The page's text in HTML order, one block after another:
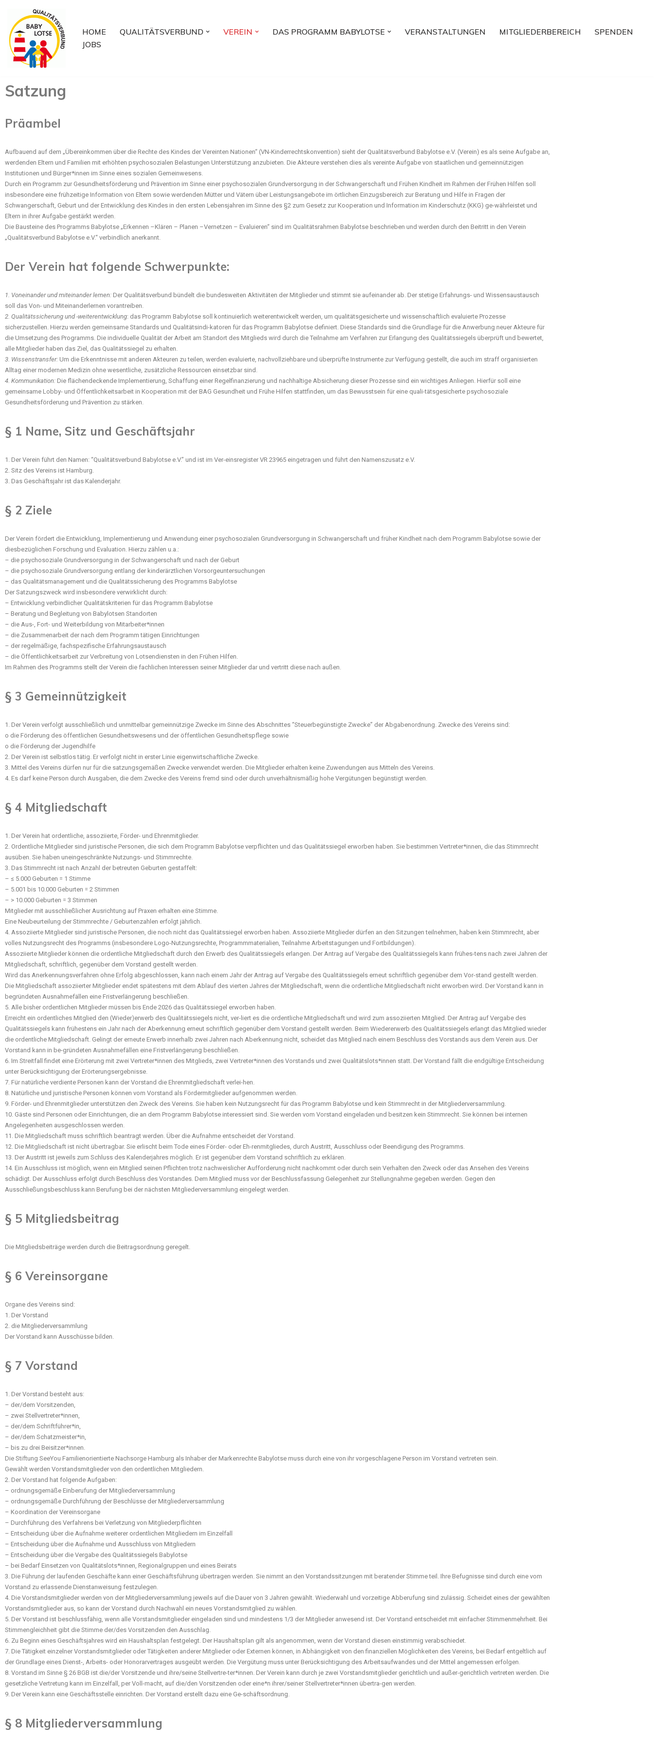
Zum
Inhalt
springen
HOME QUALITÄTSVERBUND VEREIN DAS PROGRAMM BABYLOTSE VERANSTALTUNGEN MITGLIEDERBEREICH
SPENDEN
JOBS
Satzung
Präambel
Aufbauend auf dem „Übereinkommen über die Rechte des Kindes der Vereinten Nationen“ (VN-Kinderrechtskonvention) sieht der Qualitätsverbund Babylotse e.V. (Verein) es als seine Aufgabe an,
werdenden Eltern und Familien mit erhöhten psychosozialen Belastungen Unterstützung anzubieten. Die Akteure verstehen dies als vereinte Aufgabe von staatlichen und gemeinnützigen
Institutionen und Bürger*innen im Sinne eines sozialen Gemeinwesens.
Durch ein Programm zur Gesundheitsförderung und Prävention im Sinne einer psychosozialen Grundversorgung in der Schwangerschaft und Frühen Kindheit im Rahmen der Frühen Hilfen soll
insbesondere eine frühzeitige Information von Eltern sowie werdenden Mütter und Vätern über Leistungsangebote im örtlichen Einzugsbereich zur Beratung und Hilfe in Fragen der
Schwangerschaft, Geburt und der Entwicklung des Kindes in den ersten Lebensjahren im Sinne des §2 zum Gesetz zur Kooperation und Information im Kinderschutz (KKG) ge-währleistet und
Eltern in ihrer Aufgabe gestärkt werden.
Die Bausteine des Programms Babylotse „Erkennen –Klären – Planen –Vernetzen – Evaluieren“ sind im Qualitätsrahmen Babylotse beschrieben und werden durch den Beitritt in den Verein
„Qualitätsverbund Babylotse e.V.“ verbindlich anerkannt.
Der Verein hat folgende Schwerpunkte:
1. Voneinander und miteinander lernen: Der Qualitätsverbund bündelt die bundesweiten Aktivitäten der Mitglieder und stimmt sie aufeinander ab. Der stetige Erfahrungs- und Wissensaustausch
soll das Von- und Miteinanderlernen vorantreiben.
2. Qualitätssicherung und -weiterentwicklung: das Programm Babylotse soll kontinuierlich weiterentwickelt werden, um qualitätsgesicherte und wissenschaftlich evaluierte Prozesse
sicherzustellen. Hierzu werden gemeinsame Standards und Qualitätsindi-katoren für das Programm Babylotse definiert. Diese Standards sind die Grundlage für die Anwerbung neuer Akteure für
die Umsetzung des Programms. Die individuelle Qualität der Arbeit am Standort des Mitglieds wird durch die Teilnahme am Verfahren zur Erlangung des Qualitätssiegels überprüft und bewertet,
alle Mitglieder haben das Ziel, das Qualitätssiegel zu erhalten.
3. Wissenstransfer: Um die Erkenntnisse mit anderen Akteuren zu teilen, werden evaluierte, nachvollziehbare und überprüfte Instrumente zur Verfügung gestellt, die auch im straff organisierten
Alltag einer modernen Medizin ohne wesentliche, zusätzliche Ressourcen einsetzbar sind.
4. Kommunikation: Die flächendeckende Implementierung, Schaffung einer Regelfinanzierung und nachhaltige Absicherung dieser Prozesse sind ein wichtiges Anliegen. Hierfür soll eine
gemeinsame Lobby- und Öffentlichkeitsarbeit in Kooperation mit der BAG Gesundheit und Frühe Hilfen stattfinden, um das Bewusstsein für eine quali-tätsgesicherte psychosoziale
Gesundheitsförderung und Prävention zu stärken.
§ 1 Name, Sitz und Geschäftsjahr
1. Der Verein führt den Namen: “Qualitätsverbund Babylotse e.V.” und ist im Ver-einsregister VR 23965 eingetragen und führt den Namenszusatz e.V.
2. Sitz des Vereins ist Hamburg.
3. Das Geschäftsjahr ist das Kalenderjahr.
§ 2 Ziele
Der Verein fördert die Entwicklung, Implementierung und Anwendung einer psychosozialen Grundversorgung in Schwangerschaft und früher Kindheit nach dem Programm Babylotse sowie der
diesbezüglichen Forschung und Evaluation. Hierzu zählen u.a.:
– die psychosoziale Grundversorgung in der Schwangerschaft und nach der Geburt
– die psychosoziale Grundversorgung entlang der kinderärztlichen Vorsorgeuntersuchungen
– das Qualitätsmanagement und die Qualitätssicherung des Programms Babylotse
Der Satzungszweck wird insbesondere verwirklicht durch:
– Entwicklung verbindlicher Qualitätskriterien für das Programm Babylotse
– Beratung und Begleitung von Babylotsen Standorten
– die Aus-, Fort- und Weiterbildung von Mitarbeiter*innen
– die Zusammenarbeit der nach dem Programm tätigen Einrichtungen
– der regelmäßige, fachspezifische Erfahrungsaustausch
– die Öffentlichkeitsarbeit zur Verbreitung von Lotsendiensten in den Frühen Hilfen.
Im Rahmen des Programms stellt der Verein die fachlichen Interessen seiner Mitglieder dar und vertritt diese nach außen.
§ 3 Gemeinnützigkeit
1. Der Verein verfolgt ausschließlich und unmittelbar gemeinnützige Zwecke im Sinne des Abschnittes “Steuerbegünstigte Zwecke” der Abgabenordnung. Zwecke des Vereins sind:
o die Förderung des öffentlichen Gesundheitswesens und der öffentlichen Gesundheitspflege sowie
o die Förderung der Jugendhilfe
2. Der Verein ist selbstlos tätig. Er verfolgt nicht in erster Linie eigenwirtschaftliche Zwecke.
3. Mittel des Vereins dürfen nur für die satzungsgemäßen Zwecke verwendet werden. Die Mitglieder erhalten keine Zuwendungen aus Mitteln des Vereins.
4. Es darf keine Person durch Ausgaben, die dem Zwecke des Vereins fremd sind oder durch unverhältnismäßig hohe Vergütungen begünstigt werden.
§ 4 Mitgliedschaft
1. Der Verein hat ordentliche, assoziierte, Förder- und Ehrenmitglieder.
2. Ordentliche Mitglieder sind juristische Personen, die sich dem Programm Babylotse verpflichten und das Qualitätssiegel erworben haben. Sie bestimmen Vertreter*innen, die das Stimmrecht
ausüben. Sie haben uneingeschränkte Nutzungs- und Stimmrechte.
3. Das Stimmrecht ist nach Anzahl der betreuten Geburten gestaffelt:
– ≤ 5.000 Geburten = 1 Stimme
– 5.001 bis 10.000 Geburten = 2 Stimmen
– > 10.000 Geburten = 3 Stimmen
Mitglieder mit ausschließlicher Ausrichtung auf Praxen erhalten eine Stimme.
Eine Neubeurteilung der Stimmrechte / Geburtenzahlen erfolgt jährlich.
4. Assoziierte Mitglieder sind juristische Personen, die noch nicht das Qualitätssiegel erworben haben. Assoziierte Mitglieder dürfen an den Sitzungen teilnehmen, haben kein Stimmrecht, aber
volles Nutzungsrecht des Programms (insbesondere Logo-Nutzungsrechte, Programmmaterialien, Teilnahme Arbeitstagungen und Fortbildungen).
Assoziierte Mitglieder können die ordentliche Mitgliedschaft durch den Erwerb des Qualitätssiegels erlangen. Der Antrag auf Vergabe des Qualitätssiegels kann frühes-tens nach zwei Jahren der
Mitgliedschaft, schriftlich, gegenüber dem Vorstand gestellt werden.
Wird das Anerkennungsverfahren ohne Erfolg abgeschlossen, kann nach einem Jahr der Antrag auf Vergabe des Qualitätssiegels erneut schriftlich gegenüber dem Vor-stand gestellt werden.
Die Mitgliedschaft assoziierter Mitglieder endet spätestens mit dem Ablauf des vierten Jahres der Mitgliedschaft, wenn die ordentliche Mitgliedschaft nicht erworben wird. Der Vorstand kann in
begründeten Ausnahmefällen eine Fristverlängerung beschließen.
5. Alle bisher ordentlichen Mitglieder müssen bis Ende 2026 das Qualitätssiegel erworben haben.
Erreicht ein ordentliches Mitglied den (Wieder)erwerb des Qualitätssiegels nicht, ver-liert es die ordentliche Mitgliedschaft und wird zum assoziierten Mitglied. Der Antrag auf Vergabe des
Qualitätssiegels kann frühestens ein Jahr nach der Aberkennung erneut schriftlich gegenüber dem Vorstand gestellt werden. Beim Wiedererwerb des Qualitätssiegels erlangt das Mitglied wieder
die ordentliche Mitgliedschaft. Gelingt der erneute Erwerb innerhalb zwei Jahren nach Aberkennung nicht, scheidet das Mitglied nach einem Beschluss des Vorstands aus dem Verein aus. Der
Vorstand kann in be-gründeten Ausnahmefällen eine Fristverlängerung beschließen.
6. Im Streitfall findet eine Erörterung mit zwei Vertreter*innen des Mitglieds, zwei Vertreter*innen des Vorstands und zwei Qualitätslots*innen statt. Der Vorstand fällt die endgültige Entscheidung
unter Berücksichtigung der Erörterungsergebnisse.
7. Für natürliche verdiente Personen kann der Vorstand die Ehrenmitgliedschaft verlei-hen.
8. Natürliche und juristische Personen können vom Vorstand als Fördermitglieder aufgenommen werden.
9. Förder- und Ehrenmitglieder unterstützen den Zweck des Vereins. Sie haben kein Nutzungsrecht für das Programm Babylotse und kein Stimmrecht in der Mitgliederversammlung.
10. Gäste sind Personen oder Einrichtungen, die an dem Programm Babylotse interessiert sind. Sie werden vom Vorstand eingeladen und besitzen kein Stimmrecht. Sie können bei internen
Angelegenheiten ausgeschlossen werden.
11. Die Mitgliedschaft muss schriftlich beantragt werden. Über die Aufnahme entscheidet der Vorstand.
12. Die Mitgliedschaft ist nicht übertragbar. Sie erlischt beim Tode eines Förder- oder Eh-renmitgliedes, durch Austritt, Ausschluss oder Beendigung des Programms.
13. Der Austritt ist jeweils zum Schluss des Kalenderjahres möglich. Er ist gegenüber dem Vorstand schriftlich zu erklären.
14. Ein Ausschluss ist möglich, wenn ein Mitglied seinen Pflichten trotz nachweislicher Aufforderung nicht nachkommt oder durch sein Verhalten den Zweck oder das Ansehen des Vereins
schädigt. Der Ausschluss erfolgt durch Beschluss des Vorstandes. Dem Mitglied muss vor der Beschlussfassung Gelegenheit zur Stellungnahme gegeben werden. Gegen den
Ausschließungsbeschluss kann Berufung bei der nächsten Mitgliederversammlung eingelegt werden.
§ 5 Mitgliedsbeitrag
Die Mitgliedsbeiträge werden durch die Beitragsordnung geregelt.
§ 6 Vereinsorgane
Organe des Vereins sind:
1. Der Vorstand
2. die Mitgliederversammlung
Der Vorstand kann Ausschüsse bilden.
§ 7 Vorstand
1. Der Vorstand besteht aus:
– der/dem Vorsitzenden,
– zwei Stellvertreter*innen,
– der/dem Schriftführer*in,
– der/dem Schatzmeister*in,
– bis zu drei Beisitzer*innen.
Die Stiftung SeeYou Familienorientierte Nachsorge Hamburg als Inhaber der Markenrechte Babylotse muss durch eine von ihr vorgeschlagene Person im Vorstand vertreten sein.
Gewählt werden Vorstandsmitglieder von den ordentlichen Mitgliedern.
2. Der Vorstand hat folgende Aufgaben:
– ordnungsgemäße Einberufung der Mitgliederversammlung
– ordnungsgemäße Durchführung der Beschlüsse der Mitgliederversammlung
– Koordination der Vereinsorgane
– Durchführung des Verfahrens bei Verletzung von Mitgliederpflichten
– Entscheidung über die Aufnahme weiterer ordentlichen Mitgliedern im Einzelfall
– Entscheidung über die Aufnahme und Ausschluss von Mitgliedern
– Entscheidung über die Vergabe des Qualitätssiegels Babylotse
– bei Bedarf Einsetzen von Qualitätslots*innen, Regionalgruppen und eines Beirats
3. Die Führung der laufenden Geschäfte kann einer Geschäftsführung übertragen werden. Sie nimmt an den Vorstandssitzungen mit beratender Stimme teil. Ihre Befugnisse sind durch eine vom
Vorstand zu erlassende Dienstanweisung festzulegen.
4. Die Vorstandsmitglieder werden von der Mitgliederversammlung jeweils auf die Dauer von 3 Jahren gewählt. Wiederwahl und vorzeitige Abberufung sind zulässig. Scheidet eines der gewählten
Vorstandsmitglieder aus, so kann der Vorstand durch Nachwahl ein neues Vorstandsmitglied zu wählen.
5. Der Vorstand ist beschlussfähig, wenn alle Vorstandsmitglieder eingeladen sind und mindestens 1/3 der Mitglieder anwesend ist. Der Vorstand entscheidet mit einfacher Stimmenmehrheit. Bei
Stimmengleichheit gibt die Stimme der/des Vorsitzenden den Ausschlag.
6. Zu Beginn eines Geschäftsjahres wird ein Haushaltsplan festgelegt. Der Haushaltsplan gilt als angenommen, wenn der Vorstand diesen einstimmig verabschiedet.
7. Die Tätigkeit einzelner Vorstandsmitglieder oder Tätigkeiten anderer Mitglieder oder Externen können, in Abhängigkeit von den finanziellen Möglichkeiten des Vereins, bei Bedarf entgeltlich auf
der Grundlage eines Dienst-, Arbeits- oder Honorarvertrages ausgeübt werden. Die Vergütung muss unter Berücksichtigung des Arbeitsaufwandes und der Mittel angemessen erfolgen.
8. Vorstand im Sinne § 26 BGB ist die/der Vorsitzende und ihre/seine Stellvertre-ter*innen. Der Verein kann durch je zwei Vorstandsmitglieder gerichtlich und außer-gerichtlich vertreten werden. Die
gesetzliche Vertretung kann im Einzelfall, per Voll-macht, auf die/den Vorsitzenden oder eine*n ihrer/seiner Stellvertreter*innen übertra-gen werden.
9. Der Verein kann eine Geschäftsstelle einrichten. Der Vorstand erstellt dazu eine Ge-schäftsordnung.
§ 8 Mitgliederversammlung